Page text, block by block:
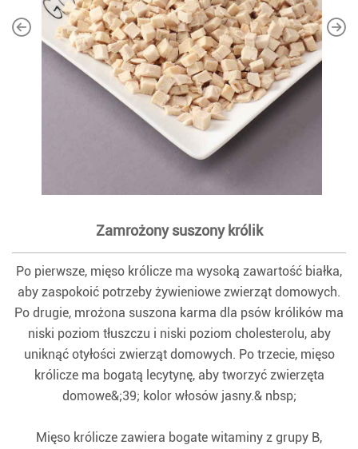
Zamrożony suszony królik
Po pierwsze, mięso królicze ma wysoką zawartość białka,
aby zaspokoić potrzeby żywieniowe zwierząt domowych.
Po drugie, mrożona suszona karma dla psów królików ma
niski poziom tłuszczu i niski poziom cholesterolu, aby
uniknąć otyłości zwierząt domowych. Po trzecie, mięso
królicze ma bogatą lecytynę, aby tworzyć zwierzęta
domowe&;39; kolor włosów jasny.& nbsp;
Mięso królicze zawiera bogate witaminy z grupy B,